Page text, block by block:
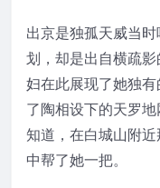
出京是独孤天威当
划，却是出自横疏
妇在此展现了她独
了陶相设下的天罗
知道，在白城山附
中帮了她一把。